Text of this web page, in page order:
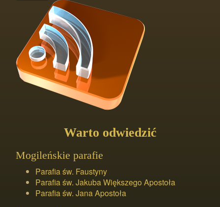
Warto odwiedzić
Mogileńskie parafie
Parafia św. Faustyny
Parafia św. Jakuba Większego Apostoła
Parafia św. Jana Apostoła